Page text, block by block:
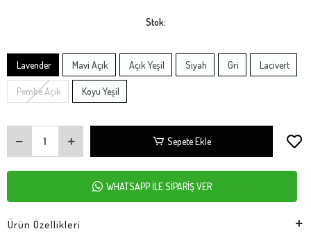
Stok:
Lavender Mavi Açık Açık Yeşil Siyah Gri Lacivert
Pembe Açık Koyu Yeşil
Sepete Ekle
WHATSAPP İLE SİPARİŞ VER
Ürün Özellikleri